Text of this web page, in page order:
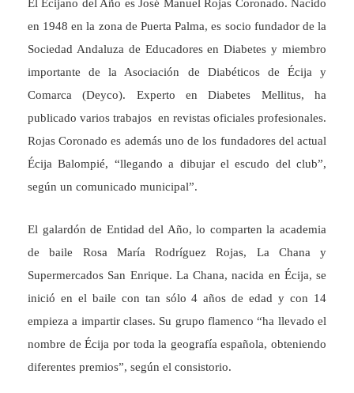
El Ecijano del Año es José Manuel Rojas Coronado. Nacido
en 1948 en la zona de Puerta Palma, es socio fundador de la
Sociedad Andaluza de Educadores en Diabetes y miembro
importante de la Asociación de Diabéticos de Écija y
Comarca (Deyco). Experto en Diabetes Mellitus, ha
publicado varios trabajos en revistas oficiales profesionales.
Rojas Coronado es además uno de los fundadores del actual
Écija Balompié, “llegando a dibujar el escudo del club”,
según un comunicado municipal”.
El galardón de Entidad del Año, lo comparten la academia
de baile Rosa María Rodríguez Rojas, La Chana y
Supermercados San Enrique. La Chana, nacida en Écija, se
inició en el baile con tan sólo 4 años de edad y con 14
empieza a impartir clases. Su grupo flamenco “ha llevado el
nombre de Écija por toda la geografía española, obteniendo
diferentes premios”, según el consistorio.